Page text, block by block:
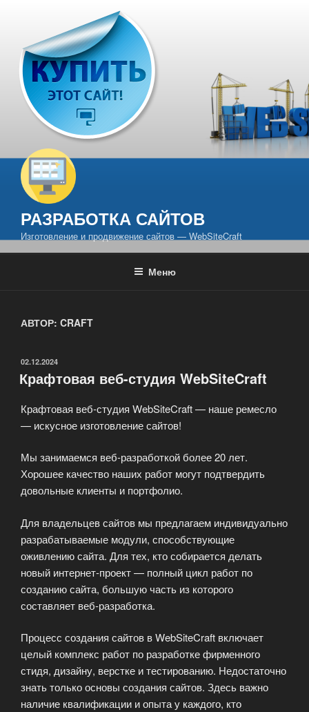
содержимому
РАЗРАБОТКА САЙТОВ
Изготовление и продвижение сайтов — WebSiteCraft
Меню
АВТОР: CRAFT
ОПУБЛИКОВАНО
02.12.2024
Крафтовая веб-студия WebSiteCraft
Крафтовая веб-студия WebSiteCraft — наше ремесло
— искусное изготовление сайтов!
Мы занимаемся веб-разработкой более 20 лет.
Хорошее качество наших работ могут подтвердить
довольные клиенты и портфолио.
Для владельцев сайтов мы предлагаем индивидуально
разрабатываемые модули, способствующие
оживлению сайта. Для тех, кто собирается делать
новый интернет-проект — полный цикл работ по
созданию сайта, большую часть из которого
составляет веб-разработка.
Процесс создания сайтов в WebSiteCraft включает
целый комплекс работ по разработке фирменного
стидя, дизайну, верстке и тестированию. Недостаточно
знать только основы создания сайтов. Здесь важно
наличие квалификации и опыта у каждого, кто